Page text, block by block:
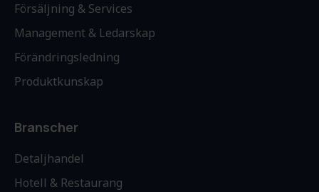
Försäljning & Services
Management & Ledarskap
Förändringsledning
Produktkunskap
Branscher
Detaljhandel
Hotell & Restaurang